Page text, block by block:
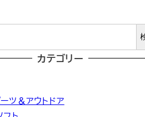
カテゴリー
ツ＆アウトドア